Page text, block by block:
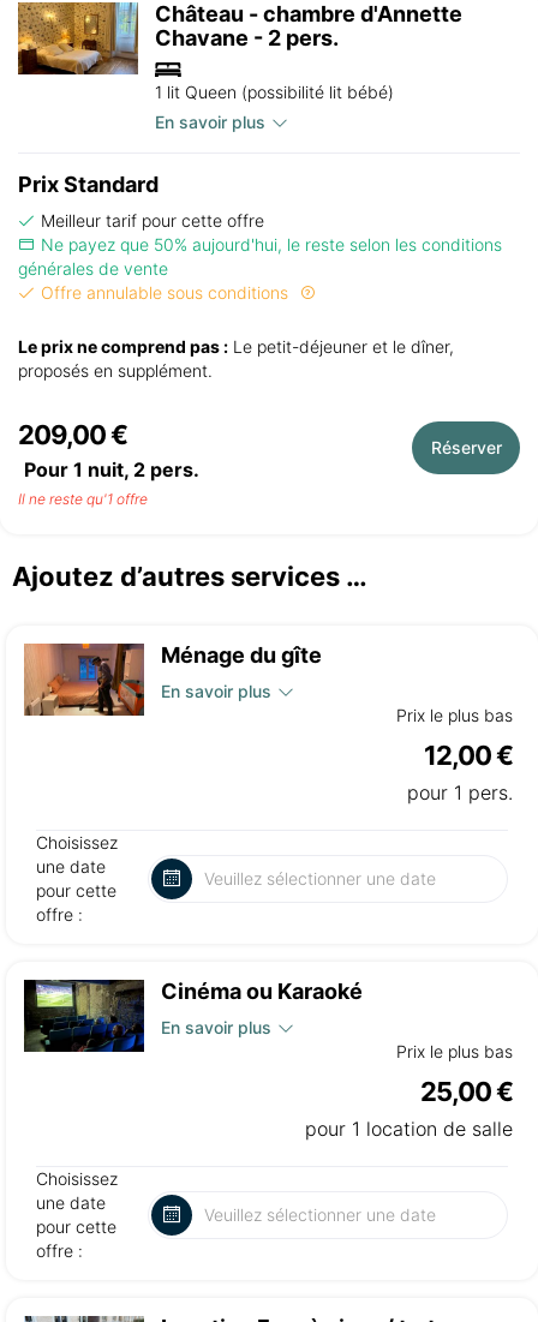
Château - chambre d'Annette
Chavane - 2 pers.
1 lit Queen (possibilité lit bébé)
En savoir plus
Prix Standard
Meilleur tarif pour cette offre
Ne payez que 50% aujourd'hui, le reste selon les conditions
générales de vente
Offre annulable sous conditions
Le prix ne comprend pas : Le petit-déjeuner et le dîner,
proposés en supplément.
209,00 €
Pour 1 nuit, 2 pers.
Réserver
Il ne reste qu'1 offre
Ajoutez d’autres services …
Ménage du gîte
En savoir plus
Prix le plus bas
12,00 €
pour 1 pers.
Choisissez
une date
pour cette
offre :
Cinéma ou Karaoké
En savoir plus
Prix le plus bas
25,00 €
pour 1 location de salle
Choisissez
une date
pour cette
offre :